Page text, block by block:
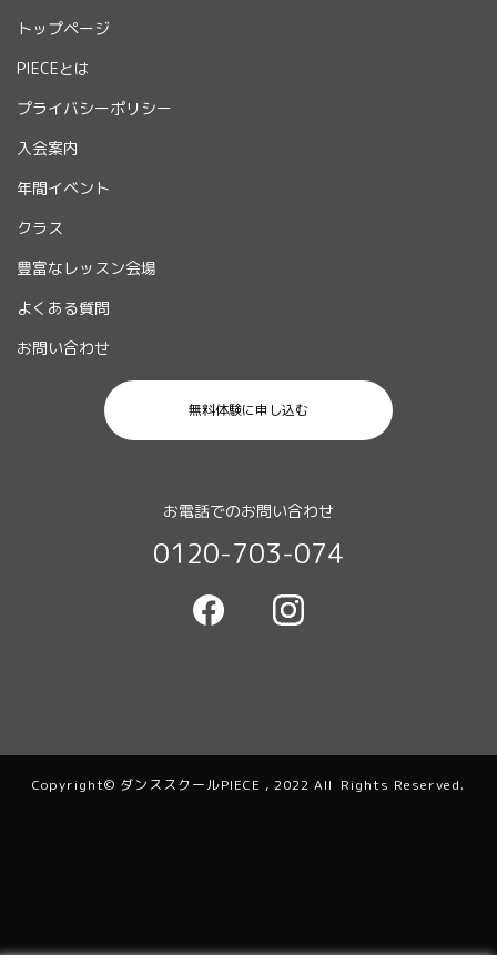
トップページ
PIECEとは
プライバシーポリシー
入会案内
年間イベント
クラス
豊富なレッスン会場
よくある質問
お問い合わせ
無料体験に申し込む
お電話でのお問い合わせ
0120-703-074
Copyright© ダンススクールPIECE , 2022 All Rights Reserved.